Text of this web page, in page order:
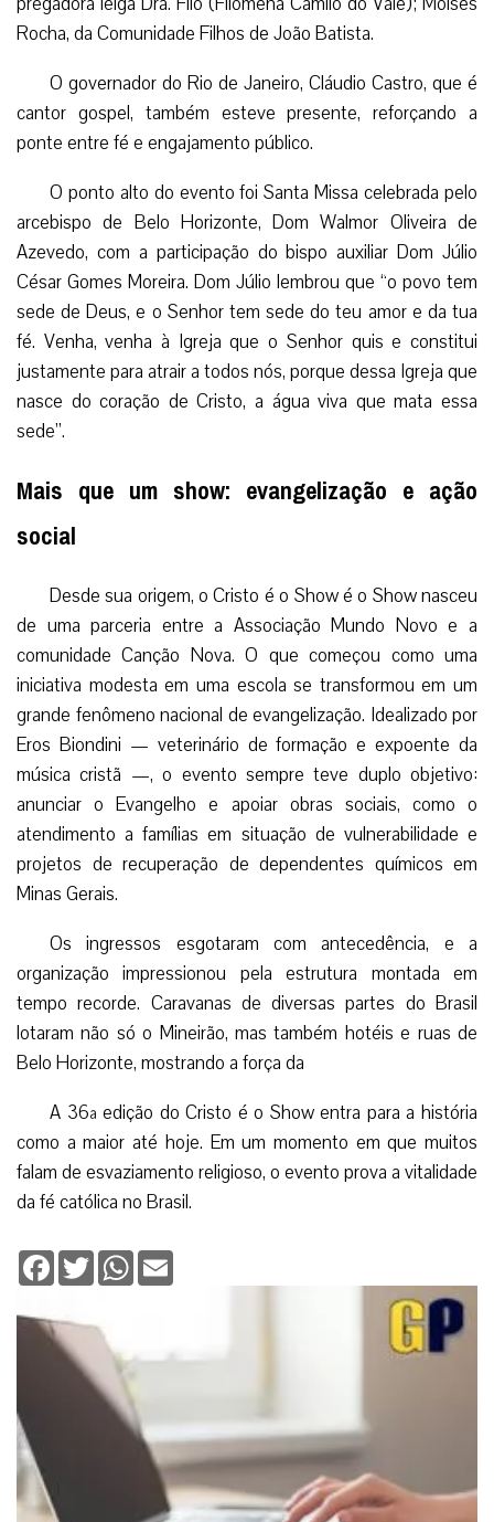
Rocha, da Comunidade Filhos de João Batista.
O governador do Rio de Janeiro, Cláudio Castro, que é
cantor gospel, também esteve presente, reforçando a
ponte entre fé e engajamento público.
O ponto alto do evento foi Santa Missa celebrada pelo
arcebispo de Belo Horizonte, Dom Walmor Oliveira de
Azevedo, com a participação do bispo auxiliar Dom Júlio
César Gomes Moreira. Dom Júlio lembrou que “o povo tem
sede de Deus, e o Senhor tem sede do teu amor e da tua
fé. Venha, venha à Igreja que o Senhor quis e constitui
justamente para atrair a todos nós, porque dessa Igreja que
nasce do coração de Cristo, a água viva que mata essa
sede”.
Mais que um show: evangelização e ação
social
Desde sua origem, o Cristo é o Show é o Show nasceu
de uma parceria entre a Associação Mundo Novo e a
comunidade Canção Nova. O que começou como uma
iniciativa modesta em uma escola se transformou em um
grande fenômeno nacional de evangelização. Idealizado por
Eros Biondini — veterinário de formação e expoente da
música cristã —, o evento sempre teve duplo objetivo:
anunciar o Evangelho e apoiar obras sociais, como o
atendimento a famílias em situação de vulnerabilidade e
projetos de recuperação de dependentes químicos em
Minas Gerais.
Os ingressos esgotaram com antecedência, e a
organização impressionou pela estrutura montada em
tempo recorde. Caravanas de diversas partes do Brasil
lotaram não só o Mineirão, mas também hotéis e ruas de
Belo Horizonte, mostrando a força da
A 36ª edição do Cristo é o Show entra para a história
como a maior até hoje. Em um momento em que muitos
falam de esvaziamento religioso, o evento prova a vitalidade
da fé católica no Brasil.
Facebook
TwitterWhatsApp